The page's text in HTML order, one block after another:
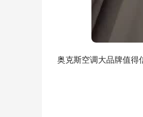
奥克斯空调大品牌值得